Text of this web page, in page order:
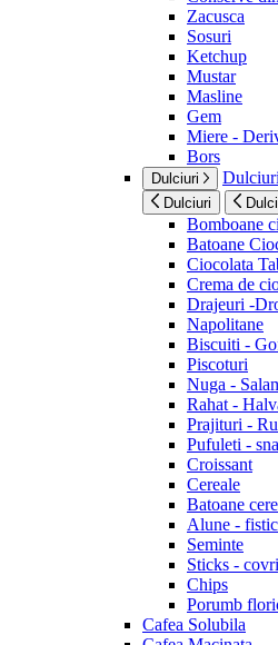
Zacusca
Sosuri
Ketchup
Mustar
Masline
Gem
Miere -
Bors
Dulciuri
Dulciuri
Bomboane
Batoane
Ciocolata
Crema de
Drajeuri -
Napolitane
Biscuiti -
Piscoturi
Nuga -
Rahat -
Prajituri -
Pufuleti -
Croissant
Cereale
Batoane
Alune -
Seminte
Sticks -
Chips
Porumb
Cafea Solubila